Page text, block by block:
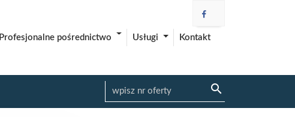
Profesjonalne pośrednictwo Usługi Kontakt